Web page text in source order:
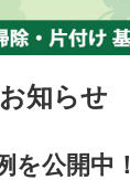
知らせ
を公開中！